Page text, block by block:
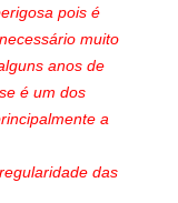
pois é
muito
anos de
é um dos
a
das